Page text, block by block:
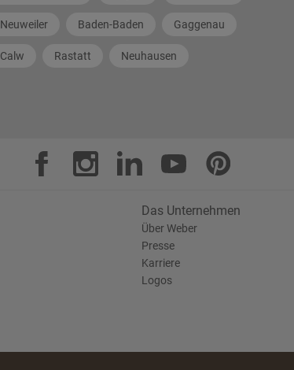
Neuweiler Baden-Baden Gaggenau
Calw Rastatt Neuhausen
Das Unternehmen
Über Weber
Presse
Karriere
Logos